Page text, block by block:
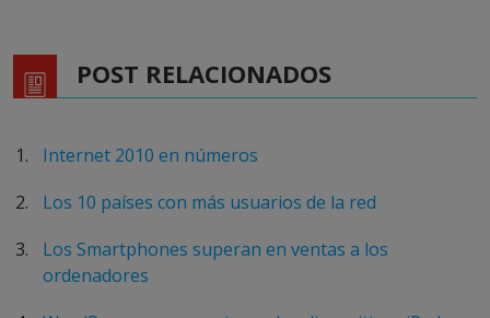
POST RELACIONADOS
Internet 2010 en números
Los 10 países con más usuarios de la red
Los Smartphones superan en ventas a los
ordenadores